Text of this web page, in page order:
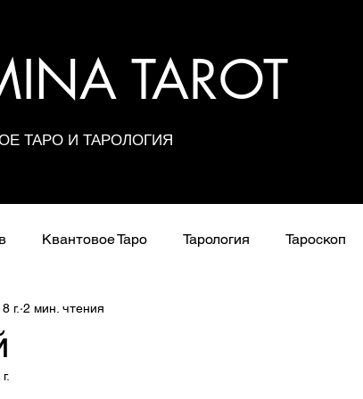
ТАРО И ТАРОЛОГИЯ
Квантовое Таро Тарология Тароскоп
Расклады
г. 2 мин. чтения
5 звезд.
TAROT